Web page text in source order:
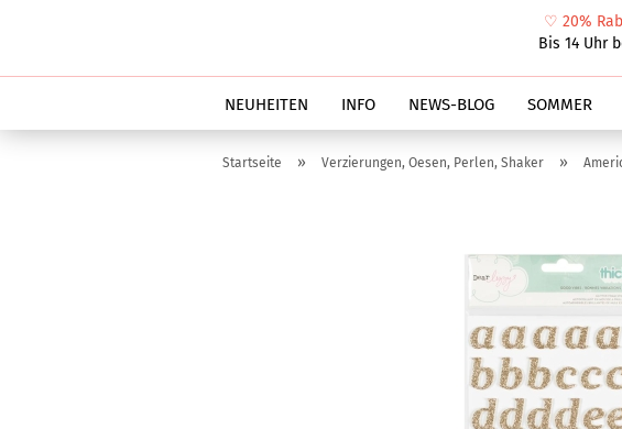
♡ 20%
Bis 14 Uhr
NEUHEITEN INFO NEWS-BLOG SOMMER
Startseite » Verzierungen, Oesen, Perlen, Shaker »